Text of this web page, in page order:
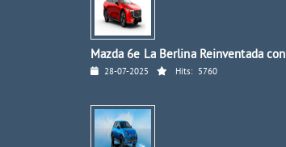
Mazda 6e La Berlina Reinventada con
28-07-2025 Hits: 5760